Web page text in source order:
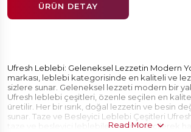
ÜRÜN DETAY
Ufresh Leblebi: Geleneksel Lezzetin Modern
markası, leblebi kategorisinde en kaliteli ve
sizlere sunar. Geleneksel lezzeti modern bir
Ufresh leblebi çeşitleri, özenle seçilen en
üretilir. Her bir ısırık, doğal lezzetin ve besin
sunar. Taze ve Besleyici Leblebi Çeşitleri
taze ve besleyici leblebiler özenle seçilerek
Read More